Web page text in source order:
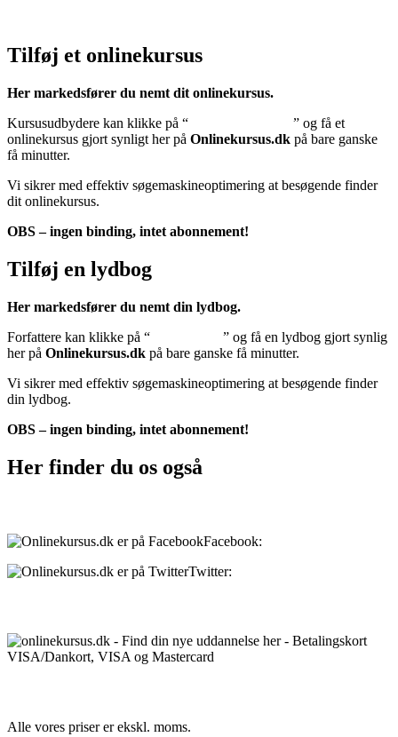
Tilføj et onlinekursus
Her markedsfører du nemt dit onlinekursus.
Kursusudbydere kan klikke på “
” og få et
onlinekursus gjort synligt her på Onlinekursus.dk på bare ganske
få minutter.
Vi sikrer med effektiv søgemaskineoptimering at besøgende finder
dit onlinekursus.
OBS – ingen binding, intet abonnement!
Tilføj en lydbog
Her markedsfører du nemt din lydbog.
Forfattere kan klikke på “
” og få en lydbog gjort synlig
her på Onlinekursus.dk på bare ganske få minutter.
Vi sikrer med effektiv søgemaskineoptimering at besøgende finder
din lydbog.
OBS – ingen binding, intet abonnement!
Her finder du os også
Facebook:
Twitter:
Alle vores priser er ekskl. moms.